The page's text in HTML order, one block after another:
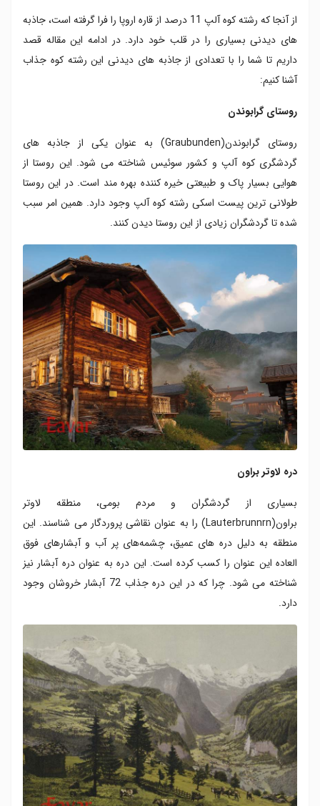
از آنجا که رشته کوه آلپ 11 درصد از قاره اروپا را فرا گرفته است، جاذبه
های دیدنی بسیاری را در قلب خود دارد. در ادامه این مقاله قصد
داریم تا شما را با تعدادی از جاذبه های دیدنی این رشته کوه جذاب
آشنا کنیم:
روستای گرابوندن
روستای گرابوندن(Graubunden) به عنوان یکی از جاذبه های
گردشگری کوه آلپ و کشور سوئیس شناخته می شود. این روستا از
هوایی بسیار پاک و طبیعتی خیره کننده بهره مند است. در این روستا
طولانی ترین پیست اسکی رشته کوه آلپ وجود دارد. همین امر سبب
شده تا گردشگران زیادی از این روستا دیدن کنند.
دره لاوتر براون
بسیاری از گردشگران و مردم بومی، منطقه لاوتر
براون(Lauterbrunnrn) را به عنوان نقاشی پروردگار می شناسند. این
منطقه به دلیل دره های عمیق، چشمه‌های پر آب و آبشارهای فوق
العاده این عنوان را کسب کرده است. این دره به عنوان دره آبشار نیز
شناخته می شود. چرا که در این دره جذاب 72 آبشار خروشان وجود
دارد.